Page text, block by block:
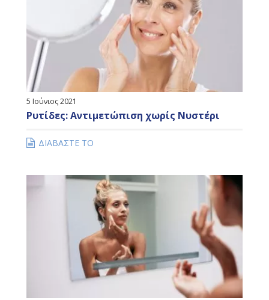
5 Ιούνιος 2021
Ρυτίδες: Αντιμετώπιση χωρίς Νυστέρι
ΔΙΑΒΑΣΤΕ ΤΟ